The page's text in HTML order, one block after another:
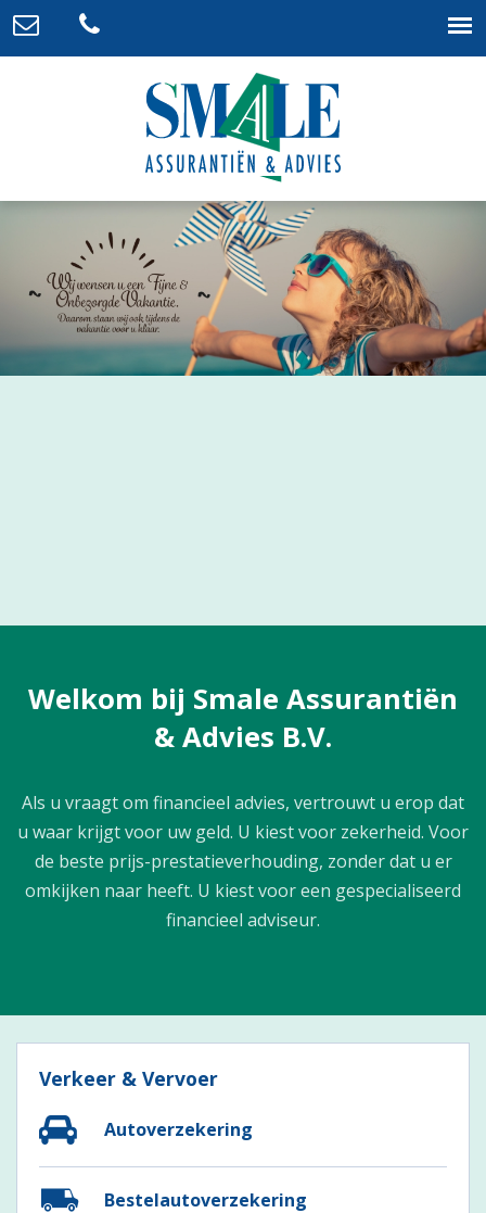
Welkom bij Smale Assurantiën
& Advies B.V.
Als u vraagt om financieel advies, vertrouwt u erop dat
u waar krijgt voor uw geld. U kiest voor zekerheid. Voor
de beste prijs-prestatieverhouding, zonder dat u er
omkijken naar heeft. U kiest voor een gespecialiseerd
financieel adviseur.
Verkeer & Vervoer
Autoverzekering
Bestelautoverzekering